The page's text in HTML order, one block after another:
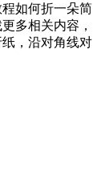
如何折一朵简
多相关内容，
，沿对角线对